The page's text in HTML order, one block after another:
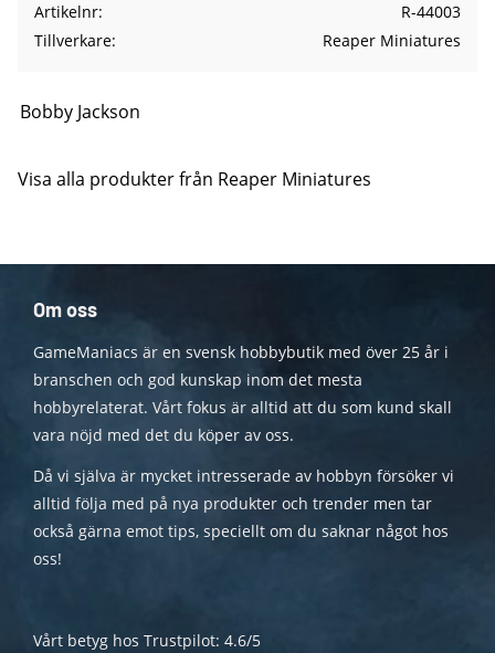
Artikelnr
R-44003
Tillverkare
Reaper Miniatures
Bobby Jackson
Visa alla produkter från Reaper Miniatures
Om oss
GameManiacs är en svensk hobbybutik med över 25 år i
branschen och god kunskap inom det mesta
hobbyrelaterat. Vårt fokus är alltid att du som kund skall
vara nöjd med det du köper av oss.
Då vi själva är mycket intresserade av hobbyn försöker vi
alltid följa med på nya produkter och trender men tar
också gärna emot tips, speciellt om du saknar något hos
oss!
Vårt betyg hos Trustpilot: 4.6/5